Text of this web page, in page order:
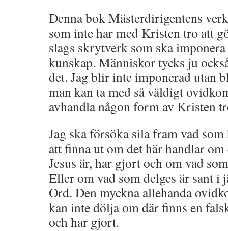
Denna bok Mästerdirigentens
som inte har med Kristen tro att
slags skrytverk som ska
kunskap. Människor tycks ju
det. Jag blir inte imponerad utan
man kan ta med så väldigt
avhandla någon form av Kristen
Jag ska försöka sila fram vad
att finna ut om det här handlar
Jesus är, har gjort och om vad
Eller om vad som delges är sant i
Ord. Den myckna allehanda
kan inte dölja om där finns en
och har gjort.